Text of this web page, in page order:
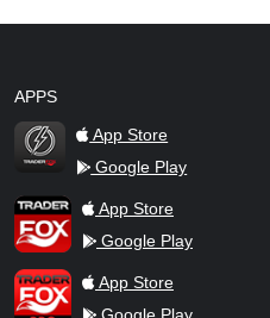
APPS
TraderFox Flash
App Store
Google Play
TraderFox AppApp Store
Google Play
TraderFox ProApp Store